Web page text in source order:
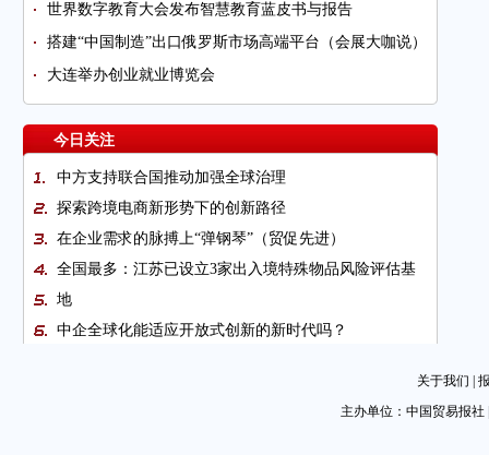
世界数字教育大会发布智慧教育蓝皮书与报告
搭建“中国制造”出口俄罗斯市场高端平台（会展大咖说）
大连举办创业就业博览会
今日关注
中方支持联合国推动加强全球治理
探索跨境电商新形势下的创新路径
在企业需求的脉搏上“弹钢琴”（贸促先进）
全国最多：江苏已设立3家出入境特殊物品风险评估基
地
中企全球化能适应开放式创新的新时代吗？
关于我们
主办单位：中国贸易报